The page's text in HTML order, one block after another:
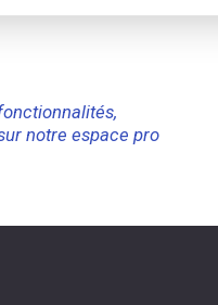
notre espace pro